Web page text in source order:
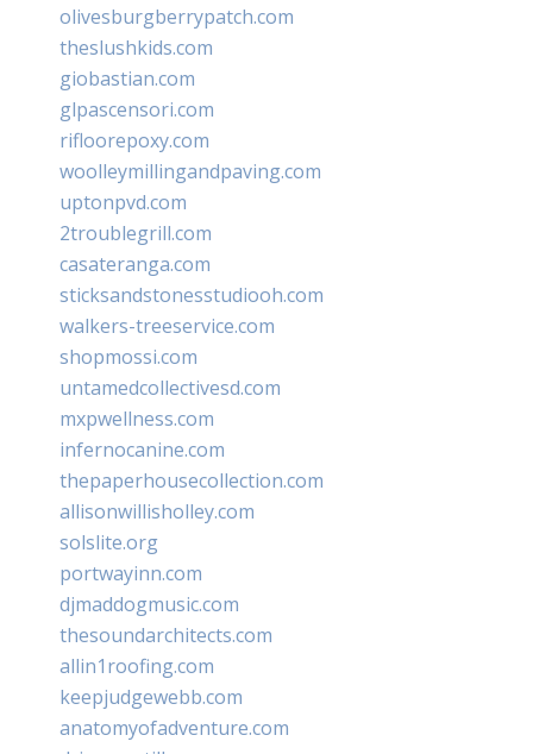
olivesburgberrypatch.com
theslushkids.com
giobastian.com
glpascensori.com
rifloorepoxy.com
woolleymillingandpaving.com
uptonpvd.com
2troublegrill.com
casateranga.com
sticksandstonesstudiooh.com
walkers-treeservice.com
shopmossi.com
untamedcollectivesd.com
mxpwellness.com
infernocanine.com
thepaperhousecollection.com
allisonwillisholley.com
solslite.org
portwayinn.com
djmaddogmusic.com
thesoundarchitects.com
allin1roofing.com
keepjudgewebb.com
anatomyofadventure.com